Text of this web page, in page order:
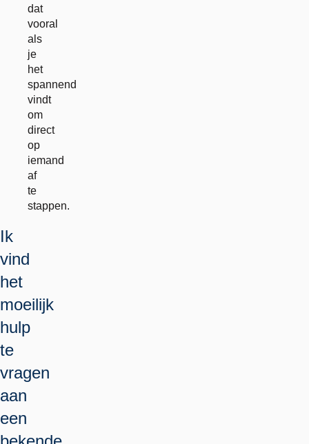
dat
vooral
als
je
het
spannend
vindt
om
direct
op
iemand
af
te
stappen.
Ik
vind
het
moeilijk
hulp
te
vragen
aan
een